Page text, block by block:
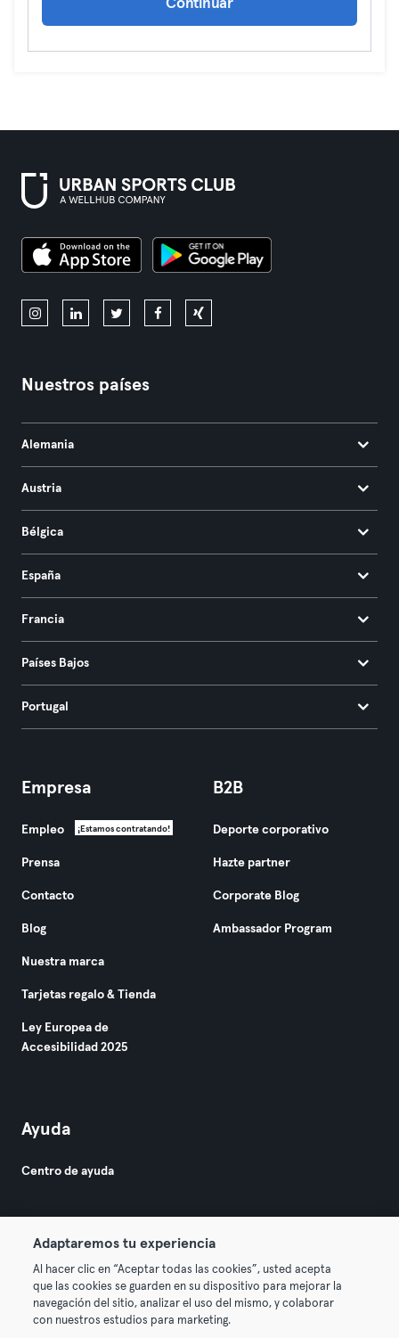
Continuar
Nuestros países
Alemania
Austria
Bélgica
España
Francia
Países Bajos
Portugal
Empresa
Empleo ¡Estamos contratando!
Prensa
Contacto
Blog
Nuestra marca
Tarjetas regalo & Tienda
Ley Europea de
Accesibilidad 2025
B2B
Deporte corporativo
Hazte partner
Corporate Blog
Ambassador Program
Ayuda
Centro de ayuda
© 2026 Urban Sports Group GmbH. All rights reserved.
Términos y condiciones Privacidad
Adaptaremos tu experiencia
Al hacer clic en “Aceptar todas las cookies”, usted acepta
que las cookies se guarden en su dispositivo para mejorar la
navegación del sitio, analizar el uso del mismo, y colaborar
con nuestros estudios para marketing.